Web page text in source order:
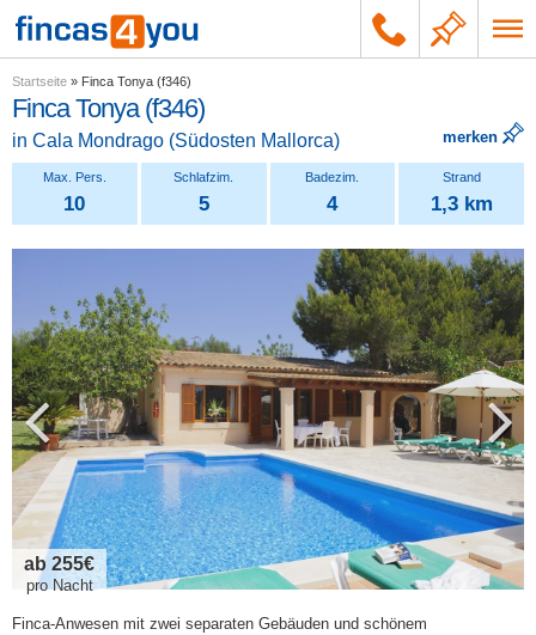
Startseite » Finca Tonya (f346)
Finca Tonya (f346)
in Cala Mondrago (Südosten Mallorca) merken
10 5 4 1,3 km
ab 255€
pro Nacht
Finca-Anwesen mit zwei separaten Gebäuden und schönem